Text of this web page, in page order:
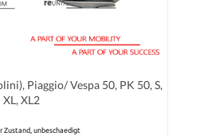
Piaggio/ Vespa 50, PK 50, S,
XL, XL2
Zustand, unbeschaedigt